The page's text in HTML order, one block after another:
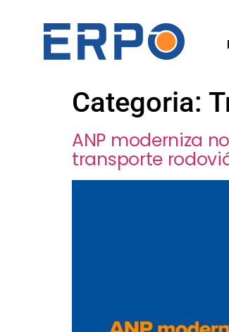
Categoria:
ANP moderniza
transporte